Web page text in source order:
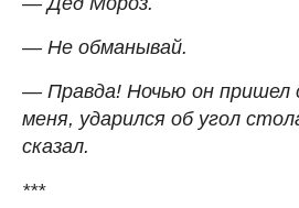
— Не обманывай.
— Правда! Ночью он пришел
меня, ударился об угол
сказал.
***